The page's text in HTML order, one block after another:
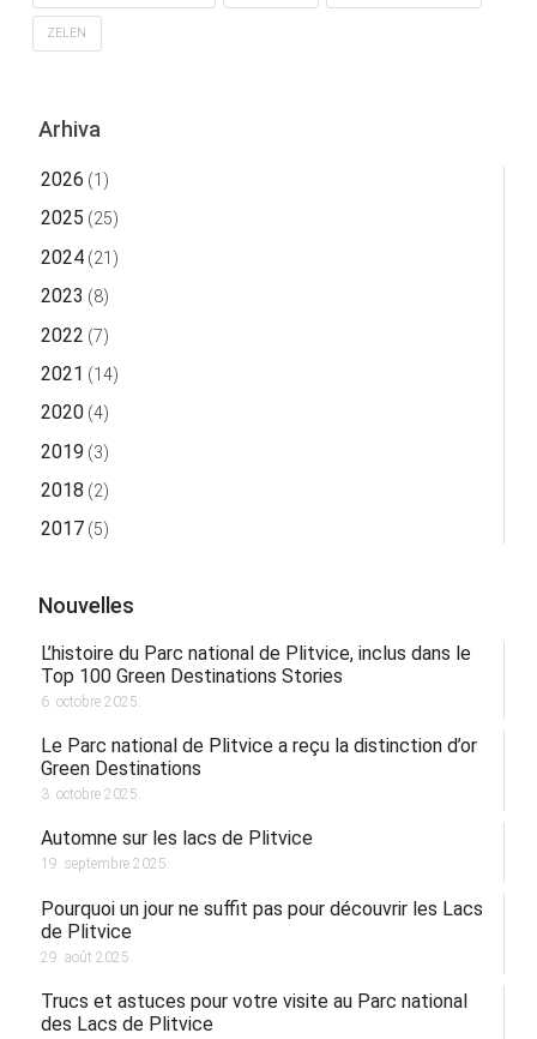
ZELEN
Arhiva
2026 (1)
2025 (25)
2024(21)
2023 (8)
2022 (7)
2021 (14)
2020(4)
2019 (3)
2018 (2)
2017(5)
Nouvelles
L’histoire du Parc national de Plitvice, inclus dans le
Top 100 Green Destinations Stories
6. octobre 2025.
Le Parc national de Plitvice a reçu la distinction d’or
Green Destinations
3. octobre 2025.
Automne sur les lacs de Plitvice
19. septembre 2025.
Pourquoi un jour ne suffit pas pour découvrir les Lacs
de Plitvice
29. août 2025.
Trucs et astuces pour votre visite au Parc national
des Lacs de Plitvice